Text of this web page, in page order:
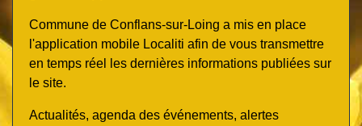
Commune de Conflans-sur-Loing a mis en place
l'application mobile Localiti afin de vous transmettre
en temps réel les dernières informations publiées sur
le site.
Actualités, agenda des événements, alertes